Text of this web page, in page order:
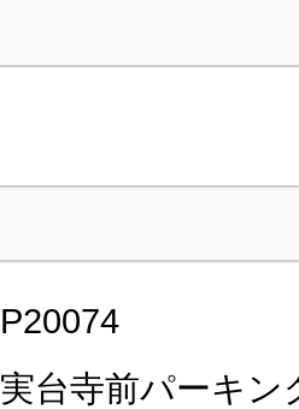
P20074
実台寺前パーキン